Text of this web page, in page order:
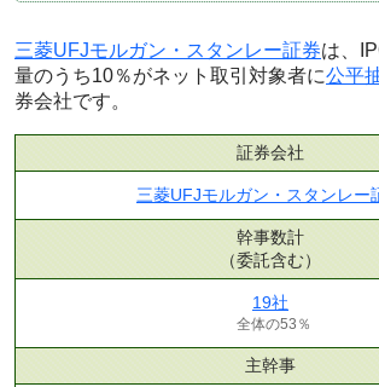
三菱UFJモルガン・スタンレー証券は、
量のうち10％がネット取引対象者に公平
券会社です。
証券会社
三菱UFJモルガン・スタンレー
幹事数計
（委託含む）
19社
全体の53％
主幹事